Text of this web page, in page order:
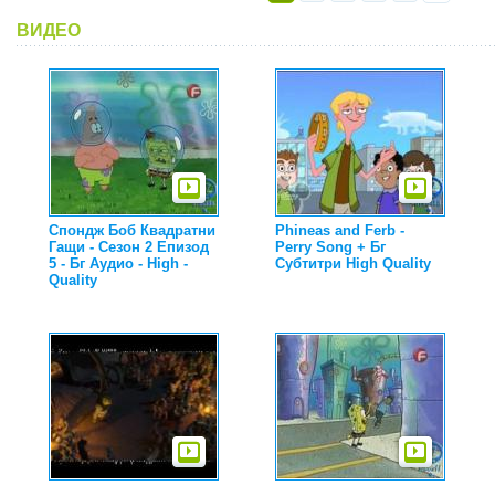
ВИДЕО
Спондж Боб Квадратни
Гащи - Сезон 2 Епизод
5 - Бг Аудио - High -
Quality
Phineas and Ferb -
Perry Song + Бг
Субтитри High Quality